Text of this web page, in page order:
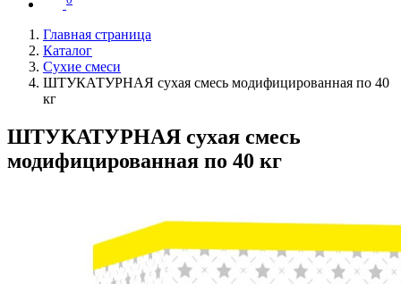
Главная страница
Каталог
Сухие смеси
ШТУКАТУРНАЯ сухая смесь модифицированная по 40
кг
ШТУКАТУРНАЯ сухая смесь
модифицированная по 40 кг